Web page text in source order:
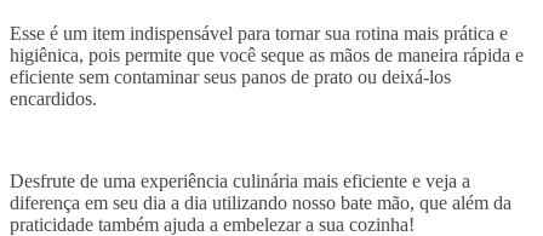
Esse é um item indispensável para tornar sua rotina mais prática e
higiênica, pois permite que você seque as mãos de maneira rápida e
eficiente sem contaminar seus panos de prato ou deixá-los
encardidos.
Desfrute de uma experiência culinária mais eficiente e veja a
diferença em seu dia a dia utilizando nosso bate mão, que além da
praticidade também ajuda a embelezar a sua cozinha!